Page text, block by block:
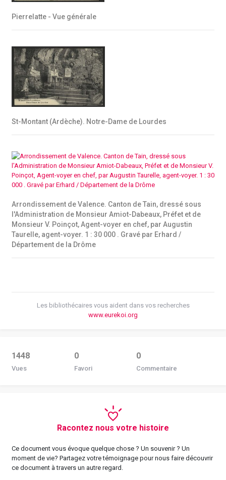
Pierrelatte - Vue générale
St-Montant (Ardèche). Notre-Dame de Lourdes
Arrondissement de Valence. Canton de Tain, dressé sous
l'Administration de Monsieur Amiot-Dabeaux, Préfet et de
Monsieur V. Poinçot, Agent-voyer en chef, par Augustin
Taurelle, agent-voyer. 1 : 30 000 . Gravé par Erhard /
Département de la Drôme
Les bibliothécaires vous aident dans vos recherches
www.eurekoi.org
1448
Vues
0
Favori
0
Commentaire
Racontez nous votre histoire
Ce document vous évoque quelque chose ? Un souvenir ? Un
moment de vie? Partagez votre témoignage pour nous faire découvrir
ce document à travers un autre regard.